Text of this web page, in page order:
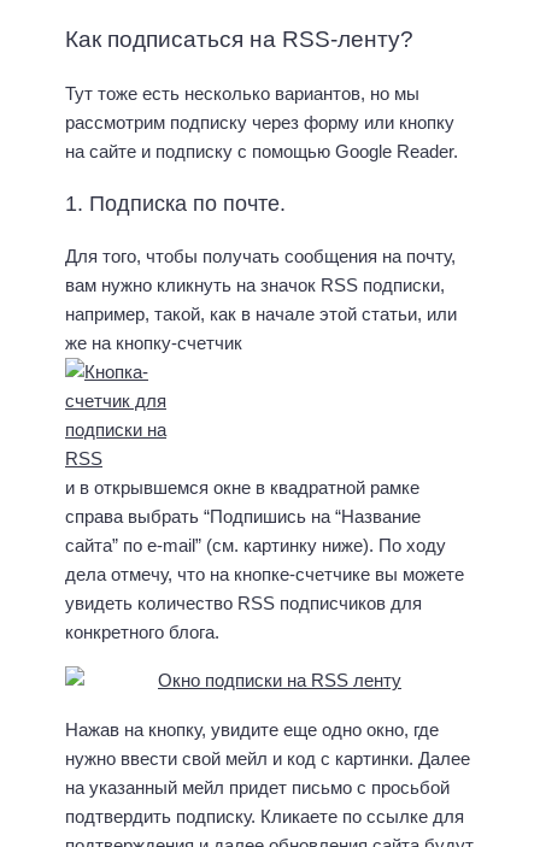
Как подписаться на RSS-ленту?
Тут тоже есть несколько вариантов, но мы
рассмотрим подписку через форму или кнопку
на сайте и подписку с помощью Google Reader.
1. Подписка по почте.
Для того, чтобы получать сообщения на почту,
вам нужно кликнуть на значок RSS подписки,
например, такой, как в начале этой статьи, или
же на кнопку-счетчик
и в открывшемся окне в квадратной рамке
справа выбрать “Подпишись на “Название
сайта” по e-mail” (см. картинку ниже). По ходу
дела отмечу, что на кнопке-счетчике вы можете
увидеть количество RSS подписчиков для
конкретного блога.
Нажав на кнопку, увидите еще одно окно, где
нужно ввести свой мейл и код с картинки. Далее
на указанный мейл придет письмо с просьбой
подтвердить подписку. Кликаете по ссылке для